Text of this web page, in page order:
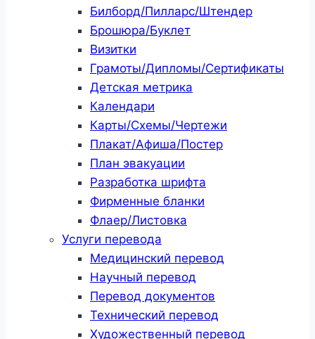
Билборд/Пилларс/Штендер
Брошюра/Буклет
Визитки
Грамоты/Дипломы/Сертификаты
Детская метрика
Календари
Карты/Схемы/Чертежи
Плакат/Афиша/Постер
План эвакуации
Разработка шрифта
Фирменные бланки
Флаер/Листовка
Услуги перевода
Медицинский перевод
Научный перевод
Перевод документов
Технический перевод
Художественный перевод